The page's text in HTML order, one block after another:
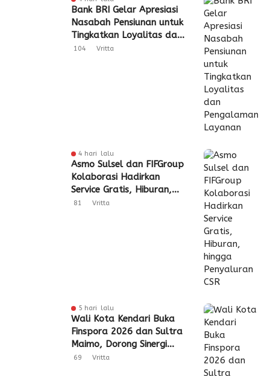
Bank BRI Gelar Apresiasi
Nasabah Pensiunan untuk
Tingkatkan Loyalitas dan
Pengalaman Layanan
104 Vritta
4 hari lalu
Asmo Sulsel dan FIFGroup
Kolaborasi Hadirkan
Service Gratis, Hiburan,
hingga Penyaluran CSR
81 Vritta
5 hari lalu
Wali Kota Kendari Buka
Finspora 2026 dan Sultra
Maimo, Dorong Sinergi
Industri Keuangan
69 Vritta